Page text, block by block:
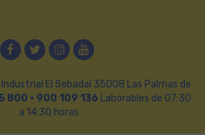
FacebookTwitterInstagram
YouTube
El Sebadal 35008 Las Palmas de
800 · 900 109 136 Laborables de 07:30
a 14:30 horas